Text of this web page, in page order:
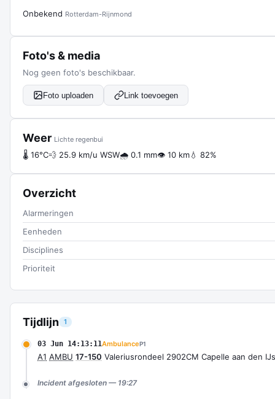
Tijdlijn 1
03 Jun 14:13:11AmbulanceP1
A1 AMBU 17-150 Valeriusrondeel 2902CM Capelle aan den
Incident afgesloten — 19:27
Onbekend Rotterdam-Rijnmond
Foto's & media
Nog geen foto's beschikbaar.
Foto uploaden Link toevoegen
Weer Lichte regenbui
🌡 16°C💨 25.9 km/u WSW🌧 0.1 mm👁 10 km💧 82%
Overzicht
Alarmeringen
Eenheden
Disciplines
Prioriteit